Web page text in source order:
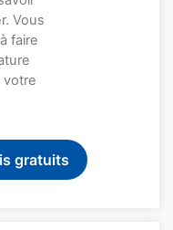
Vous
faire
votre
gratuits